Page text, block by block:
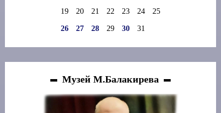
19 20 21 22 23 24 25
26 27 28 29 30 31
Музей М.Балакирева